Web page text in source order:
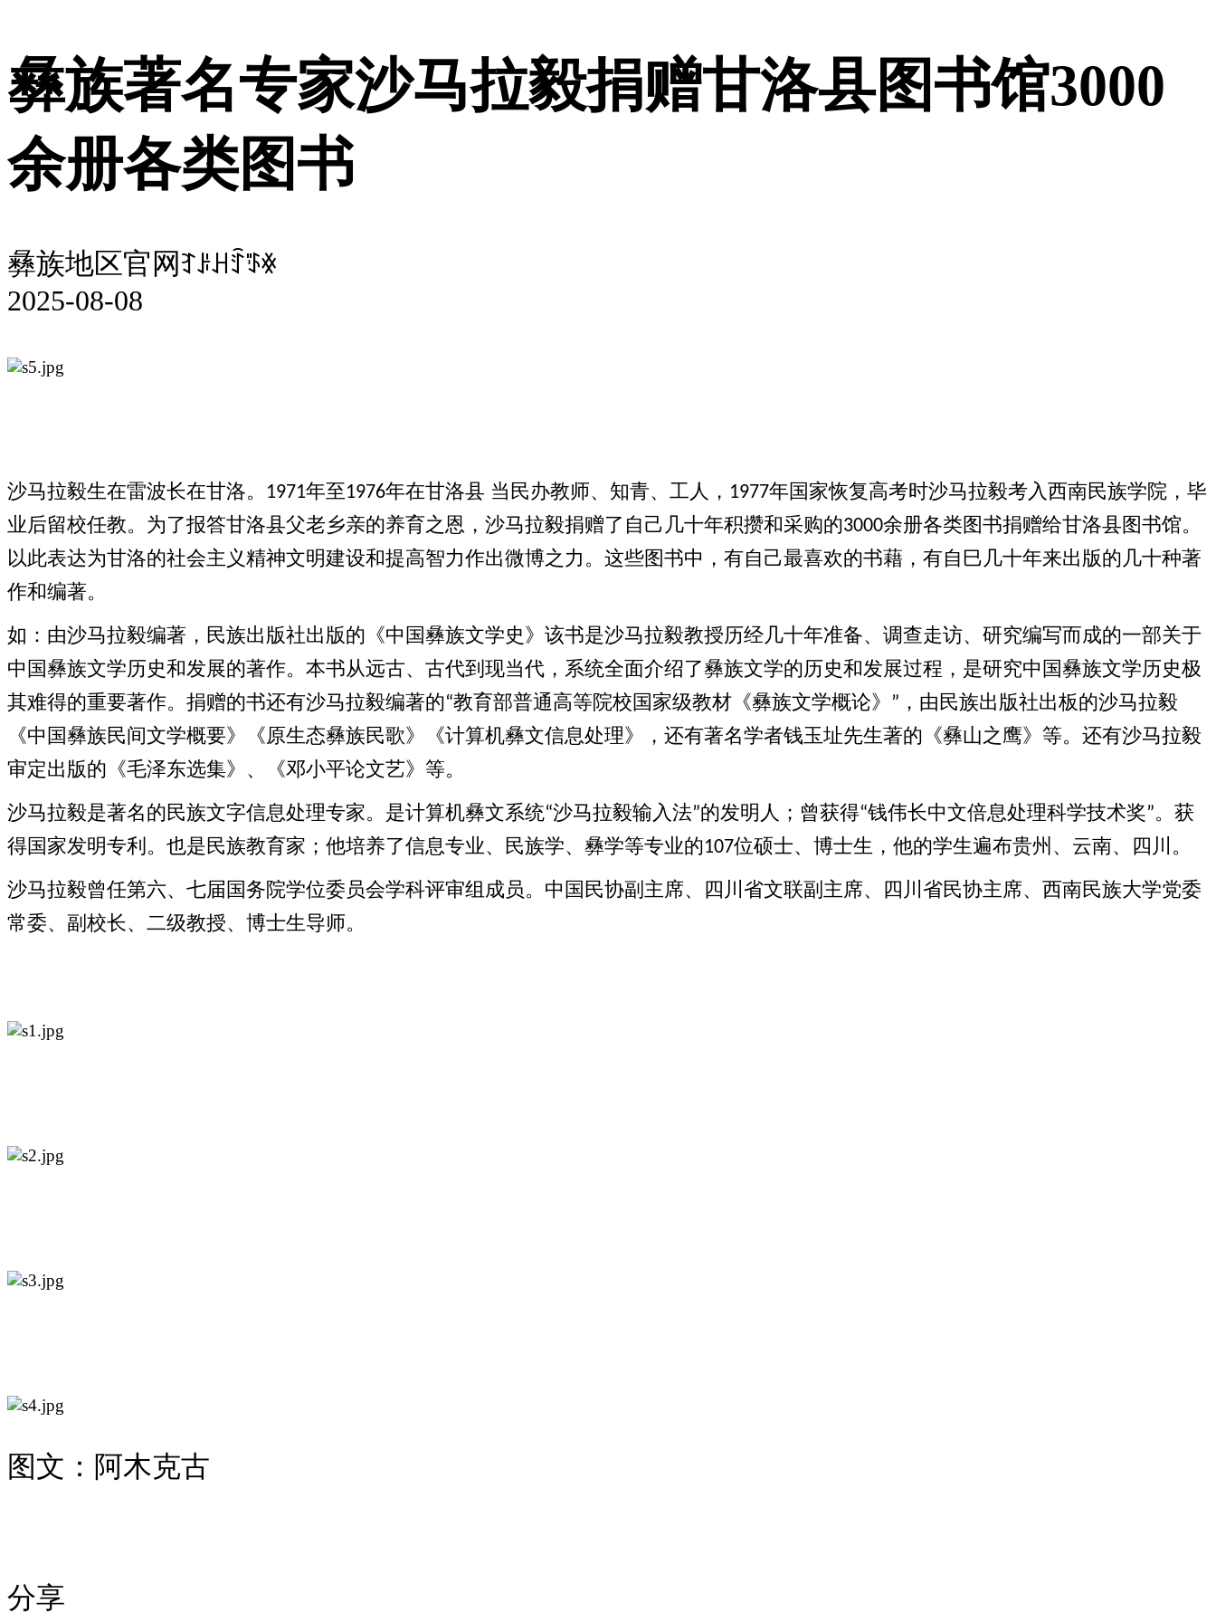
彝族著名专家沙马拉毅捐赠甘洛县图书馆3000
余册各类图书
彝族地区官网ꆈꌠꃅꄷꈄꏍ
2025-08-08
沙马拉毅生在雷波长在甘洛。 1971年至1976年在甘洛县 当民办教师、知青、工人， 1977年国家恢复高考时沙马拉毅考入西南民族学院，毕
业后留校任教。为了报答甘洛县父老乡亲的养育之恩，沙马拉毅捐赠了自己几十年积攒和采购的3000余册各类图书捐赠给甘洛县图书馆。
以此表达为甘洛的社会主义精神文明建设和提高智力作出微博之力。这些图书中，有自己最喜欢的书藉，有自巳几十年来出版的几十种著
作和编著。
如：由沙马拉毅编著，民族出版社出版的《中国彝族文学史》该书是沙马拉毅教授历经几十年准备、调查走访、研究编写而成的一部关于
中国彝族文学历史和发展的著作。本书从远古、古代到现当代，系统全面介绍了彝族文学的历史和发展过程，是研究中国彝族文学历史极
其难得的重要著作。 捐赠的书还有沙马拉毅编著的“教育部普通高等院校国家级教材《彝族文学概论》 ” ，由民族出版社出板的沙马拉毅
《中国彝族民间文学概要》《原生态彝族民歌》《计算机彝文信息处理》，还有著名学者钱玉址先生著的《彝山之鹰》等。还有沙马拉毅
审定出版的《毛泽东选集》、《邓小平论文艺》等。
沙马拉毅是著名的民族文字信息处理专家。是计算机彝文系统“沙马拉毅输入法”的发明人；曾获得“钱伟长中文倍息处理科学技术奖”。获
得国家发明专利。也是民族教育家；他培养了信息专业、民族学、彝学等专业的107位硕士、博士生，他的学生遍布贵州、云南、四川。
沙马拉毅曾任第六、七届国务院学位委员会学科评审组成员。中国民协副主席、四川省文联副主席、四川省民协主席、西南民族大学党委
常委、副校长、二级教授、博士生导师。
图文： 阿木克古
分享